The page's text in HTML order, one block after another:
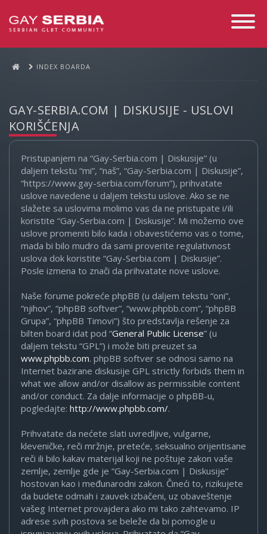
Toggle
INDEX BOARDA
GAY-SERBIA.COM | DISKUSIJE - USLOVI
KORIŠĆENJA
Pristupanjem na “Gay-Serbia.com | Diskusije” (u
daljem tekstu “mi”, “naš”, “Gay-Serbia.com | Diskusije”,
“https://www.gay-serbia.com/forum”), prihvatate
uslove navedene u daljem tekstu uslove. Ako se ne
slažete sa uslovima molimo vas da ne pristupate i/ili
koristite “Gay-Serbia.com | Diskusije”. Mi možemo ove
uslove promeniti bilo kada i obavestićemo vas o tome,
mada bi bilo mudro da sami proverite regulativnost
uslova dok koristite “Gay-Serbia.com | Diskusije”.
Posle izmena to znači da prihvatate nove uslove.
Naše forume pokreće phpBB (u daljem tekstu “oni”,
“njihov”, “phpBB softver”, “www.phpbb.com”, “phpBB
Grupa”, “phpBB Timovi”) što predstavlja rešenje za
bilten board idat pod “General Public License” (u
daljem tekstu “GPL”) i može biti preuzet sa
www.phpbb.com. phpBB softver se odnosi samo na
Internet bazirane diskusije GPL strictly forbids them in
what we allow and/or disallow as permissible content
and/or conduct. Za dalje informacije o phpBB-u,
pogledajte: http://www.phpbb.com/.
Prihvatate da nećete slati uvredljive, vulgarne,
kleveničke, reči mržnje, preteće, seksualno orijentisane
reči ili bilo kakav materijal koji ne poštuje zakon vaše
zemlje, zemlje gde je “Gay-Serbia.com | Diskusije”
hostovan kao i međunarodni zakon. Čineći to, rizikujete
da budete odmah i zauvek izbačeni, uz obaveštenje
vašeg Internet provajdera ako mi tako zahtevamo. IP
adrese svih postova se beleže da bi pomogle u